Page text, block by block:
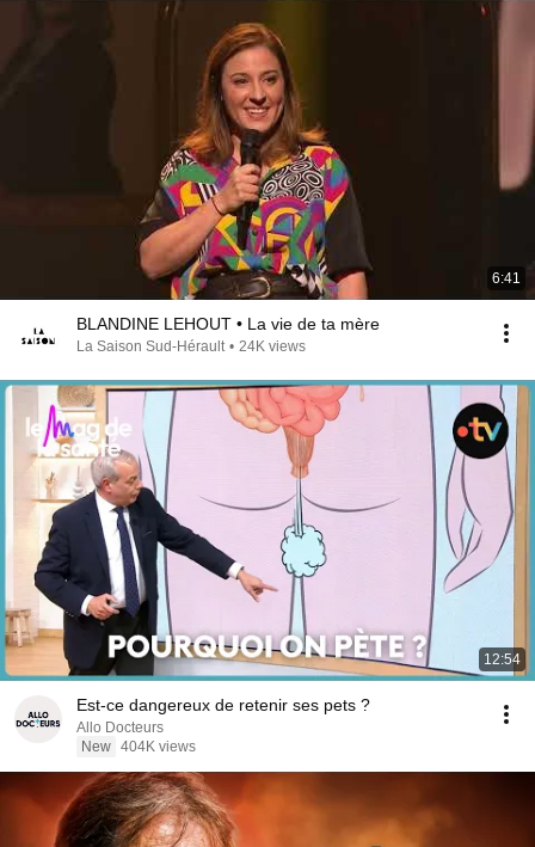
6:41
BLANDINE LEHOUT • La vie de ta mère
La Saison Sud-Hérault • 24K views
12:54
Est-ce dangereux de retenir ses pets ?
Allo Docteurs
New 404K views